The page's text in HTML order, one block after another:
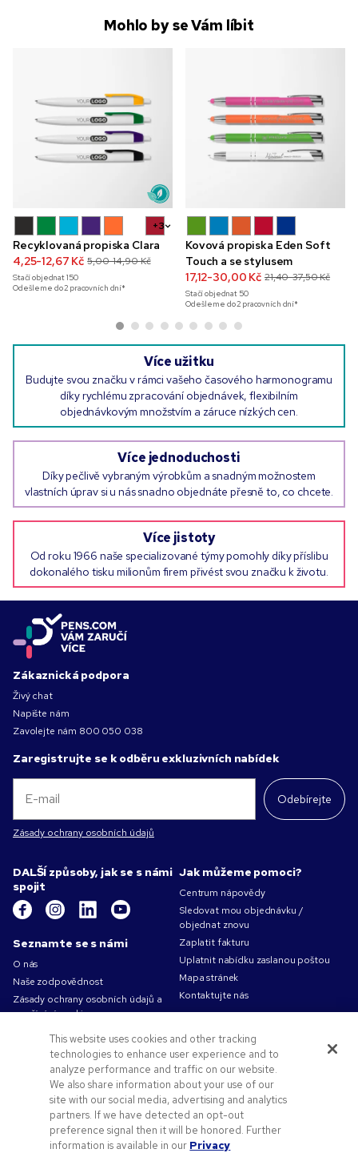
Mohlo by se Vám líbit
+3
Recyklovaná propiska Clara
4,25-12,67 Kč 5,00-14,90 Kč
Stačí objednat150
Odešleme do 2 pracovních dní*
Kovová propiska Eden Soft
Touch a se stylusem
17,12-30,00 Kč 21,40-37,50 Kč
Stačí objednat 50
Odešleme do 2 pracovních dní*
Více užitku
Budujte svou značku v rámci vašeho časového harmonogramu
díky rychlému zpracování objednávek, flexibilním
objednávkovým množstvím a záruce nízkých cen.
Více jednoduchosti
Díky pečlivě vybraným výrobkům a snadným možnostem
vlastních úprav si u nás snadno objednáte přesně to, co chcete.
Více jistoty
Od roku 1966 naše specializované týmy pomohly díky příslibu
dokonalého tisku milionům firem přivést svou značku k životu.
Zákaznická podpora
Živý chat
Napište nám
Zavolejte nám 800 050 038
Zaregistrujte se k odběru exkluzivních nabídek
Odebírejte
Zásady ochrany osobních údajů
DALŠÍ způsoby, jak se s námi
spojit
Seznamte se s námi
O nás
Naše zodpovědnost
Zásady ochrany osobních údajů a
používání cookies
Podmínky použití
Obchodní podmínky
Volná pracovní místa v Pens.com
Nabídky a zdroje
Reklamní předměty
Propagační kódy a kupóny
Logo - co a jak
Jak můžeme pomoci?
Centrum nápovědy
Sledovat mou objednávku /
objednat znovu
Zaplatit fakturu
Uplatnit nabídku zaslanou poštou
Mapa stránek
Kontaktujte nás
This website uses cookies and other tracking
technologies to enhance user experience and to
analyze performance and traffic on our website.
We also share information about your use of our
site with our social media, advertising and analytics
partners. If we have detected an opt-out
preference signal then it will be honored. Further
information is available in our Privacy